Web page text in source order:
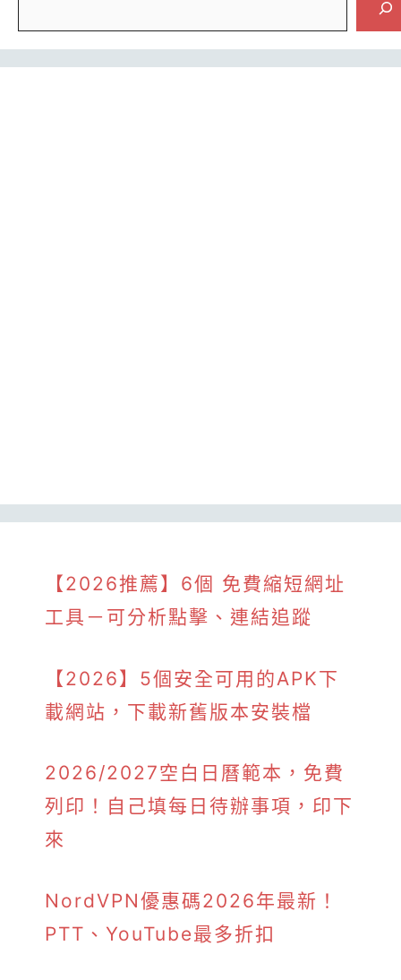
【2026推薦】6個 免費縮短網址
工具－可分析點擊、連結追蹤
【2026】5個安全可用的APK下
載網站，下載新舊版本安裝檔
2026/2027空白日曆範本，免費
列印！自己填每日待辦事項，印下
來
NordVPN優惠碼2026年最新！
PTT、YouTube最多折扣